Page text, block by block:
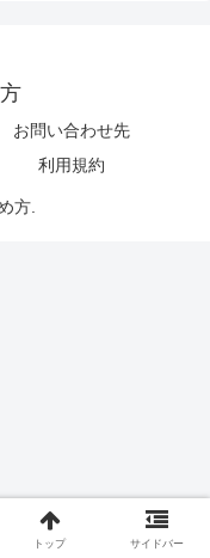
お問い合わせ先
利用規約
方.
トップ サイドバー